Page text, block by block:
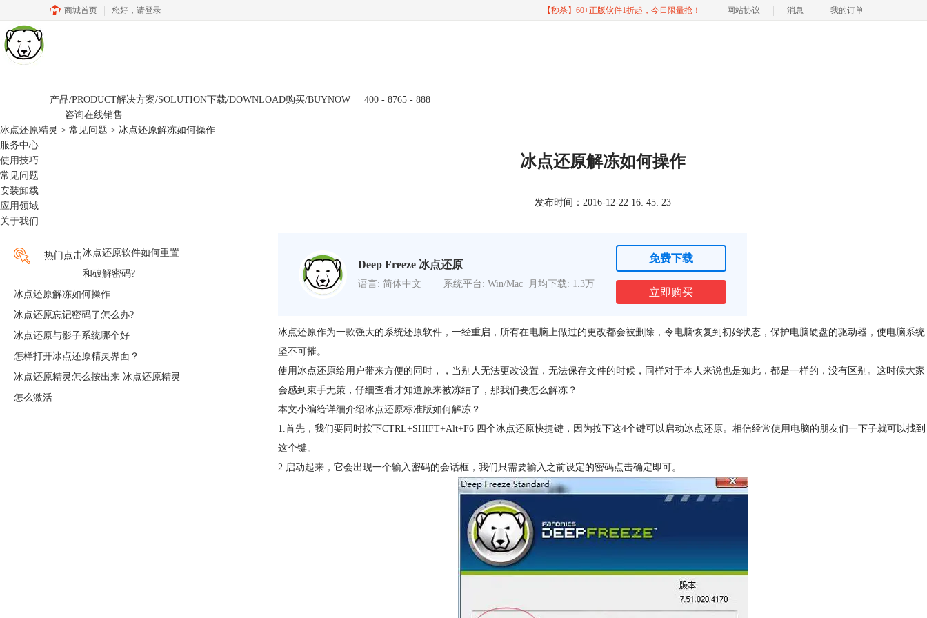
商城首页 您好， 请登录 【秒杀】60+正版软件1折起，今日限量抢！ 网站协议 消息 我的订单
产品/PRODUCT解决方案/SOLUTION下载/DOWNLOAD购买/BUYNOW
400 - 8765 - 888
咨询在线销售
冰点还原精灵 > 常见问题 > 冰点还原解冻如何操作
服务中心
使用技巧
常见问题
安装卸载
应用领域
关于我们
热门点击冰点还原软件如何重置
和破解密码?
冰点还原解冻如何操作
冰点还原忘记密码了怎么办?
冰点还原与影子系统哪个好
怎样打开冰点还原精灵界面？
冰点还原精灵怎么按出来 冰点还原精灵
怎么激活
冰点还原解冻如何操作
发布时间：2016-12-22 16: 45: 23
Deep Freeze 冰点还原
语言: 简体中文 系统平台: Win/Mac 月均下载: 1.3万
免费下载
立即购买
冰点还原作为一款强大的系统还原软件，一经重启，所有在电脑上做过的更改都会被删除，令电脑恢复到初始状态，保护电脑硬盘的驱动器，使电脑系统
坚不可摧。
使用冰点还原给用户带来方便的同时，，当别人无法更改设置，无法保存文件的时候，同样对于本人来说也是如此，都是一样的，没有区别。这时候大家
会感到束手无策，仔细查看才知道原来被冻结了，那我们要怎么解冻？
本文小编给详细介绍冰点还原标准版如何解冻？
1.首先，我们要同时按下CTRL+SHIFT+Alt+F6 四个冰点还原快捷键，因为按下这4个键可以启动冰点还原。相信经常使用电脑的朋友们一下子就可以找到
这个键。
2.启动起来，它会出现一个输入密码的会话框，我们只需要输入之前设定的密码点击确定即可。